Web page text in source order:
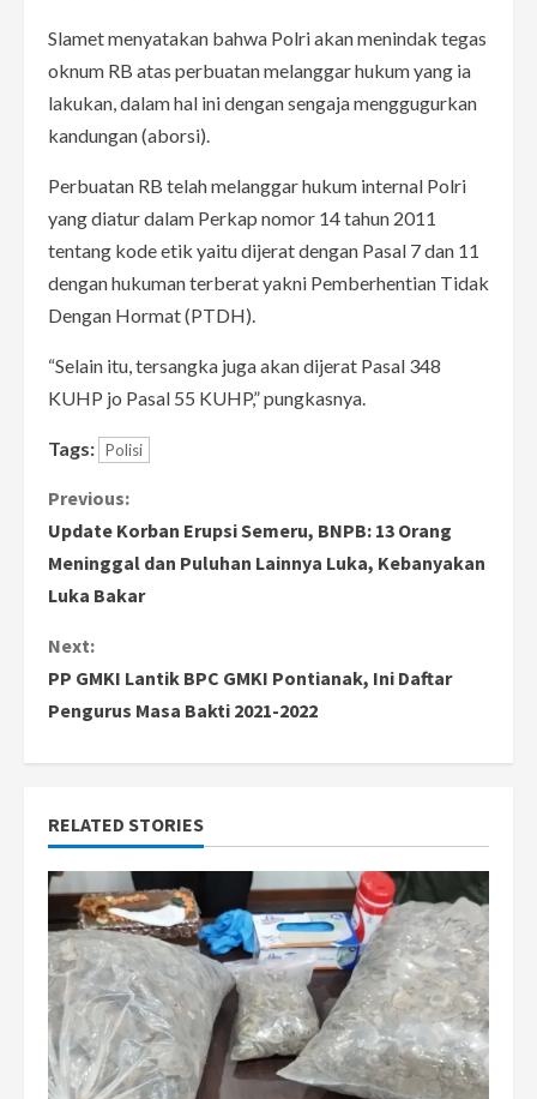
Slamet menyatakan bahwa Polri akan menindak tegas
oknum RB atas perbuatan melanggar hukum yang ia
lakukan, dalam hal ini dengan sengaja menggugurkan
kandungan (aborsi).
Perbuatan RB telah melanggar hukum internal Polri
yang diatur dalam Perkap nomor 14 tahun 2011
tentang kode etik yaitu dijerat dengan Pasal 7 dan 11
dengan hukuman terberat yakni Pemberhentian Tidak
Dengan Hormat (PTDH).
“Selain itu, tersangka juga akan dijerat Pasal 348
KUHP jo Pasal 55 KUHP,” pungkasnya.
Tags: Polisi
C
o
n
t
i
n
u
e
R
e
a
d
Previous:
Update Korban Erupsi Semeru, BNPB: 13 Orang
Meninggal dan Puluhan Lainnya Luka, Kebanyakan
Luka Bakar
Next:
PP GMKI Lantik BPC GMKI Pontianak, Ini Daftar
Pengurus Masa Bakti 2021-2022
RELATED STORIES